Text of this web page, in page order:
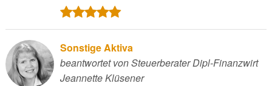
Sonstige Aktiva
beantwortet von Steuerberater Dipl-Finanzwirt
Jeannette Klüsener